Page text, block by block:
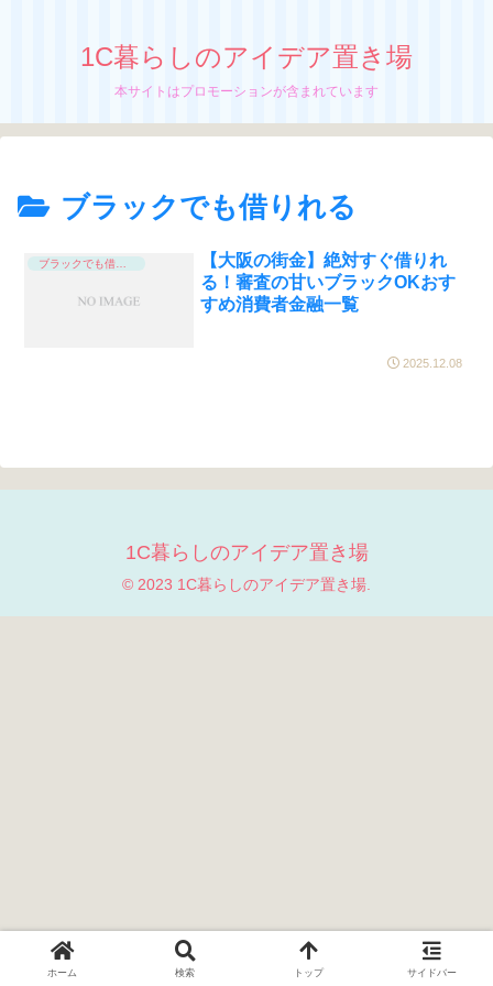
1C暮らしのアイデア置き場
本サイトはプロモーションが含まれています
ブラックでも借りれる
ブラックでも借りれる
【大阪の街金】絶対すぐ借りれ
る！審査の甘いブラックOKおす
すめ消費者金融一覧
2025.12.08
1C暮らしのアイデア置き場
© 2023 1C暮らしのアイデア置き場.
ホーム 検索 トップ サイドバー